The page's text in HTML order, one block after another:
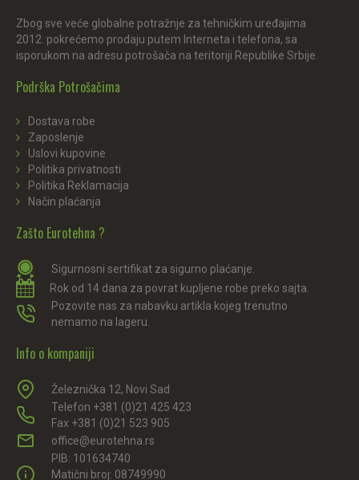
Zbog sve veće globalne potražnje za tehničkim uređajima
2012. pokrećemo prodaju putem Interneta i telefona, sa
isporukom na adresu potrošača na teritoriji Republike Srbije.
Podrška Potrošačima
Dostava robe
Zaposlenje
Uslovi kupovine
Politika privatnosti
Politika Reklamacija
Način plaćanja
Zašto Eurotehna ?
Sigurnosni sertifikat za sigurno plaćanje.
Rok od 14 dana za povrat kupljene robe preko sajta.
Pozovite nas za nabavku artikla kojeg trenutno
nemamo na lageru.
Info o kompaniji
Železnička 12, Novi Sad
Telefon +381 (0)21 425 423
Fax +381 (0)21 523 905
office@eurotehna.rs
PIB: 101634740
Matični broj: 08749990